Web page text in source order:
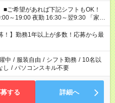
19:00 夜勤 16:30～翌9:30 「家族
裕を持って夕飯の準備がしたい」
い」 など、ご希望を教えてください
時間。 合計で週40時間を超える場
！】勤務1年以上が多数！応募から最
中 / 服装自由 / シフト勤務 / 10名以
し / パソコンスキル不要
する 詳細へ